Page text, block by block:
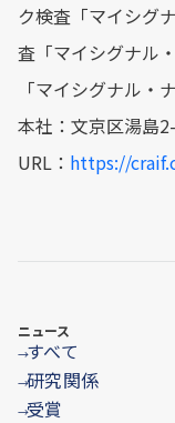
ク検査「マイシグ
査「マイシグナル
「マイシグナル・
本社：文京区湯島
URL： https://
ニュース
→すべて
→研究関係
→受賞